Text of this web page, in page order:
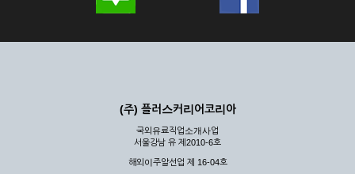
제3장 권리 및 의무
공할 수 있도록 최선의 노력을 다하여야 합니다.
게 누설, 배포하여서는 안됩니다. 다만, 관계법령에 의하여 국가
기관 등의 합법적인 요구가 있는 경우에는 해당 되지 않습니다.
③ 회사는 이용자로부터 제기되는 의견이나 불만이 정당하다고
(주) 플러스커리어코리아
국외유료직업소개사업
서울강남 유 제2010-6호
해외이주알선업 제 16-04호